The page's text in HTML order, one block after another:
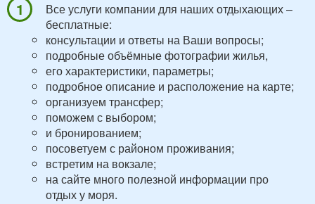
Все услуги компании для наших отдыхающих –
бесплатные:
консультации и ответы на Ваши вопросы;
подробные объёмные фотографии жилья,
его характеристики, параметры;
подробное описание и расположение на карте;
организуем трансфер;
поможем с выбором;
и бронированием;
посоветуем с районом проживания;
встретим на вокзале;
на сайте много полезной информации про
отдых у моря.